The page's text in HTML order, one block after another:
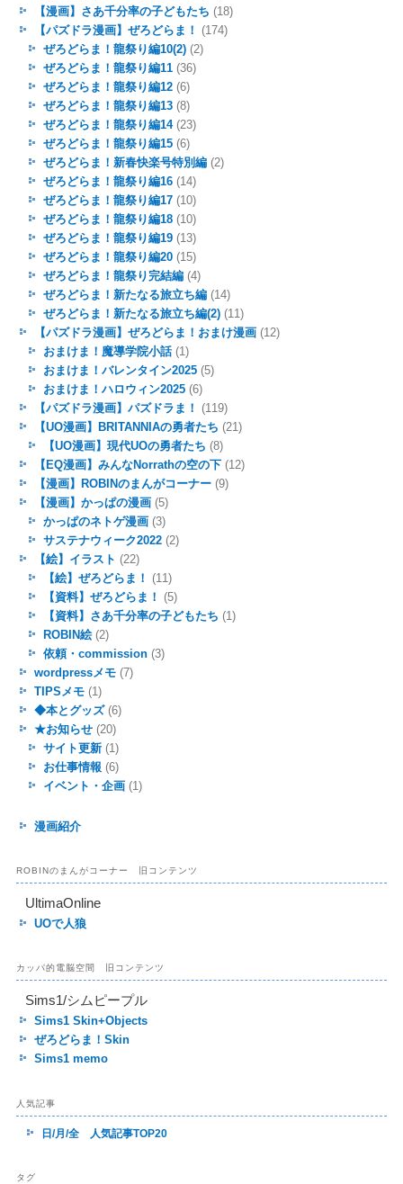
【漫画】さあ千分率の子どもたち (18)
【パズドラ漫画】ぜろどらま！
(174)
ぜろどらま！龍祭り編10(2)(2)
ぜろどらま！龍祭り編11(36)
ぜろどらま！龍祭り編12(6)
ぜろどらま！龍祭り編13(8)
ぜろどらま！龍祭り編14(23)
ぜろどらま！龍祭り編15(6)
ぜろどらま！新春快楽号特別編(2)
ぜろどらま！龍祭り編16(14)
ぜろどらま！龍祭り編17(10)
ぜろどらま！龍祭り編18(10)
ぜろどらま！龍祭り編19(13)
ぜろどらま！龍祭り編20(15)
ぜろどらま！龍祭り完結編(4)
ぜろどらま！新たなる旅立ち編(14)
ぜろどらま！新たなる旅立ち編(2)(11)
【パズドラ漫画】ぜろどらま！おまけ漫画(12)
おまけま！魔導学院小話(1)
おまけま！バレンタイン2025(5)
おまけま！ハロウィン2025(6)
【パズドラ漫画】パズドラま！
(119)
【UO漫画】BRITANNIAの勇者たち (21)
【UO漫画】現代UOの勇者たち (8)
【EQ漫画】みんなNorrathの空の下(12)
【漫画】ROBINのまんがコーナー(9)
【漫画】かっぱの漫画(5)
かっぱのネトゲ漫画(3)
サステナウィーク2022(2)
【絵】イラスト (22)
【絵】ぜろどらま！
(11)
【資料】ぜろどらま！
(5)
【資料】さあ千分率の子どもたち (1)
ROBIN絵(2)
依頼・commission(3)
wordpressメモ(7)
TIPSメモ(1)
◆本とグッズ(6)
★お知らせ(20)
サイト更新(1)
お仕事情報 (6)
イベント・企画(1)
漫画紹介
ROBINのまんがコーナー 旧コンテンツ
UltimaOnline
UOで人狼
カッパ的電脳空間 旧コンテンツ
Sims1/シムピープル
Sims1 Skin+Objects
ぜろどらま！Skin
Sims1 memo
人気記事
日/月/全 人気記事TOP20
タグ